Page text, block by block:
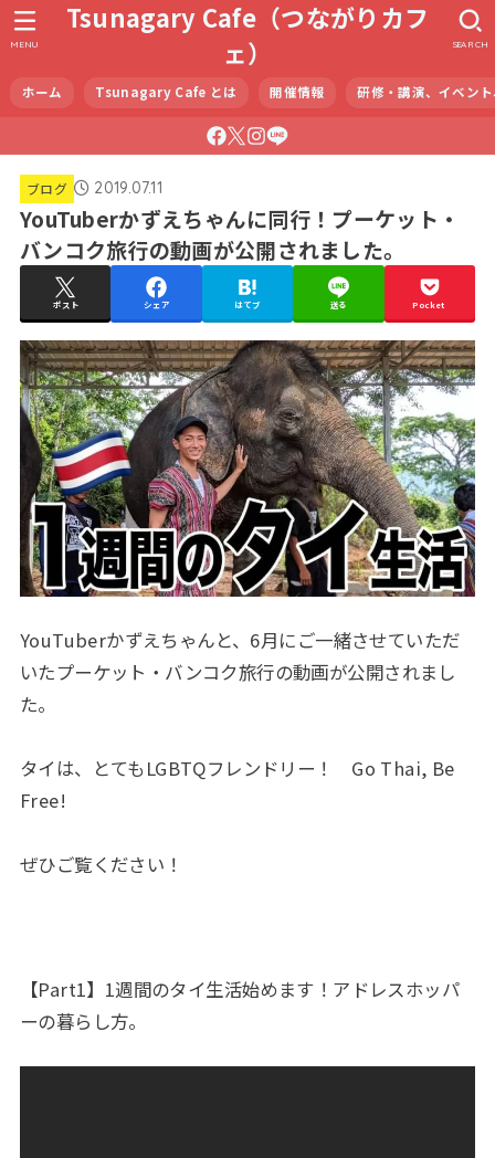
Tsunagary Cafe（つながりカフ
ェ）
ホーム Tsunagary Cafe とは 開催情報 研修・講演、イベン
SEARCH
MENU
ブログ 2019.07.11
YouTuberかずえちゃんに同行！プーケット・
バンコク旅行の動画が公開されました。
ポスト シェア はてブ 送る Pocket
YouTuberかずえちゃんと、6月にご一緒させていただ
いたプーケット・バンコク旅行の動画が公開されまし
た。
タイは、とてもLGBTQフレンドリー！ Go Thai, Be
Free!
ぜひご覧ください！
【Part1】1週間のタイ生活始めます！アドレスホッパ
ーの暮らし方。